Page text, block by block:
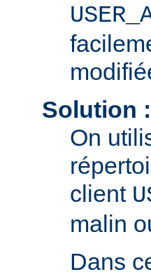
Solution :
On
client
malin
Dans